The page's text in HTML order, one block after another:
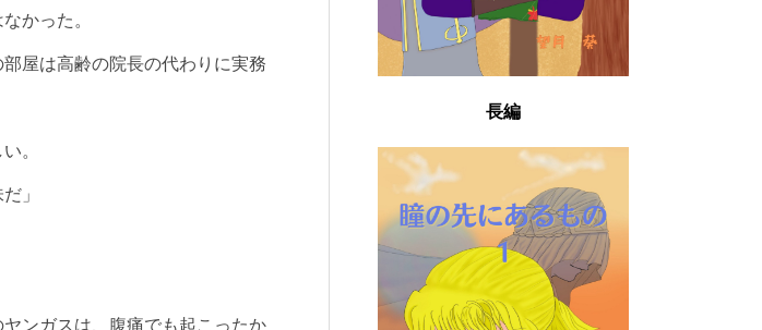
かった。
屋は高齢の院長の代わりに実務
。
」
ンガスは、腹痛でも起こったか
長編